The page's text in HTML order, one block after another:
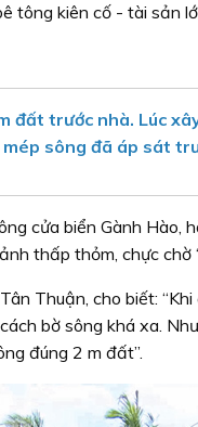
tông kiên cố - tài sản
đất trước nhà. Lúc
sông đã áp sát
cửa biển Gành Hào,
thấp thỏm, chực chờ
Thuận, cho biết:
bờ sông khá xa.
đúng 2 m đất”.